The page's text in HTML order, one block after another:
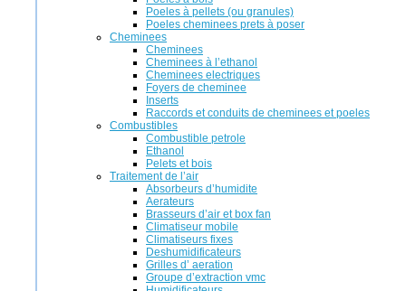
Poeles à pellets (ou granules)
Poeles cheminees prets à poser
Cheminees
Cheminees
Cheminees à l’ethanol
Cheminees electriques
Foyers de cheminee
Inserts
Raccords et conduits de cheminees et poeles
Combustibles
Combustible petrole
Ethanol
Pelets et bois
Traitement de l’air
Absorbeurs d’humidite
Aerateurs
Brasseurs d’air et box fan
Climatiseur mobile
Climatiseurs fixes
Deshumidificateurs
Grilles d’ aeration
Groupe d’extraction vmc